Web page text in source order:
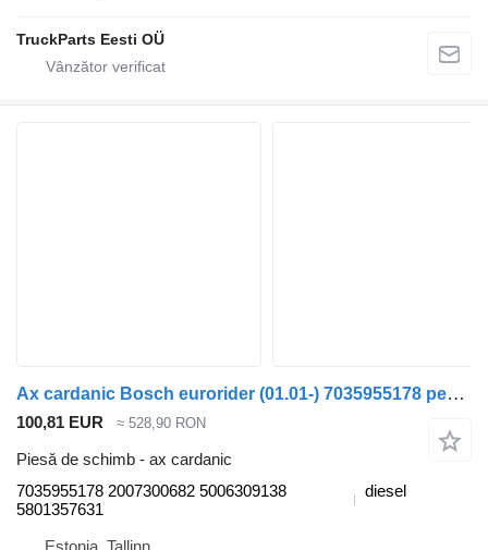
TruckParts Eesti OÜ
Ax cardanic Bosch eurorider (01.01-) 7035955178 pentru autobuz Irisbus Access, Evadys, Axer, Karosa, Recreo, Domino, Agora, Citelis, Eurorider (1999-)
100,81 EUR ≈ 528,90 RON
Piesă de schimb - ax cardanic
7035955178 2007300682 5006309138
5801357631
diesel